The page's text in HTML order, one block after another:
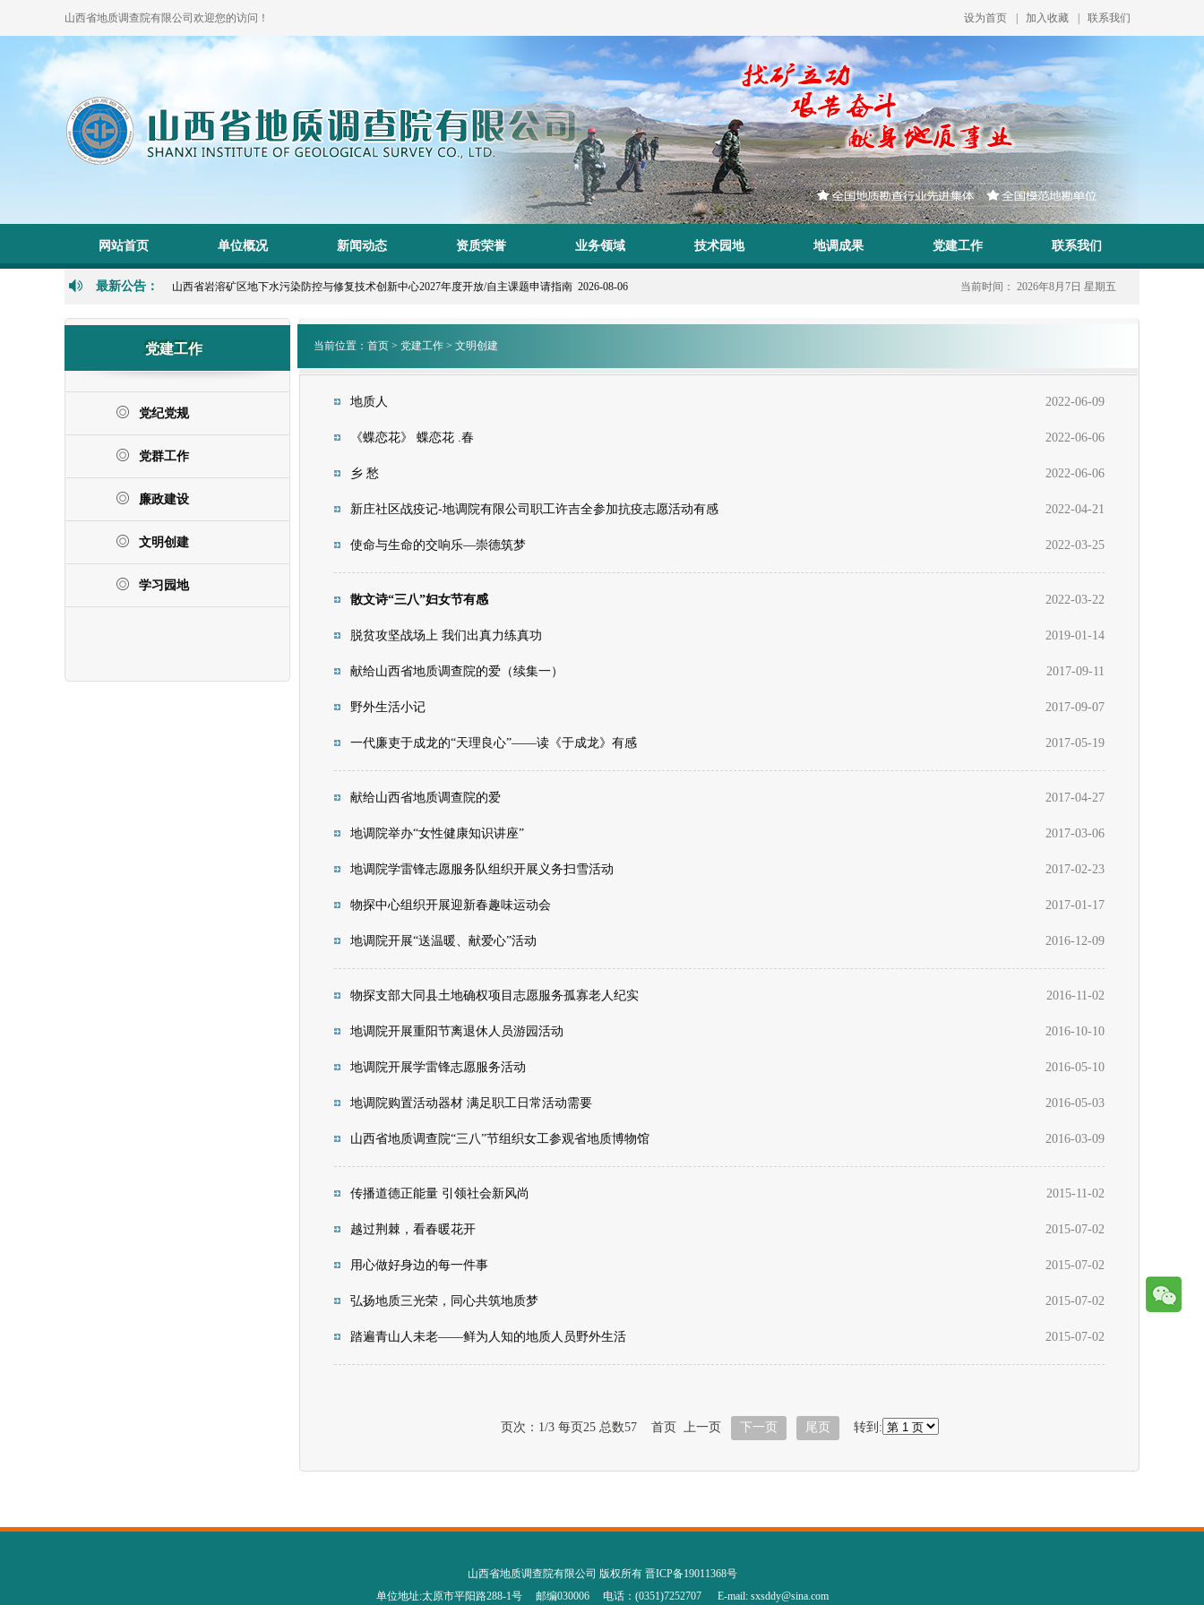
山西省地质调查院有限公司欢迎您的访问！ 设为首页 加入收藏 联系我们
2
Next
网站首页 单位概况 新闻动态 资质荣誉 业务领域 技术园地 地调成果 党建工作 联系我们
最新公告： 山西省岩溶矿区地下水污染防控与修复技术创新中心2027年度开放/自主课题申请指南 2026-08-06 当前时间： 2026年8月7日 星期五
党建工作
党纪党规
党群工作
廉政建设
文明创建
学习园地
当前位置： 首页 > 党建工作 > 文明创建
地质人 2022-06-09
《蝶恋花》 蝶恋花 .春 2022-06-06
乡 愁 2022-06-06
新庄社区战疫记-地调院有限公司职工许吉全参加抗疫志愿活动有感 2022-04-21
使命与生命的交响乐—崇德筑梦 2022-03-25
散文诗“三八”妇女节有感 2022-03-22
脱贫攻坚战场上 我们出真力练真功 2019-01-14
献给山西省地质调查院的爱（续集一） 2017-09-11
野外生活小记 2017-09-07
一代廉吏于成龙的“天理良心”——读《于成龙》有感 2017-05-19
献给山西省地质调查院的爱 2017-04-27
地调院举办“女性健康知识讲座” 2017-03-06
地调院学雷锋志愿服务队组织开展义务扫雪活动 2017-02-23
物探中心组织开展迎新春趣味运动会 2017-01-17
地调院开展“送温暖、献爱心”活动 2016-12-09
物探支部大同县土地确权项目志愿服务孤寡老人纪实 2016-11-02
地调院开展重阳节离退休人员游园活动 2016-10-10
地调院开展学雷锋志愿服务活动 2016-05-10
地调院购置活动器材 满足职工日常活动需要 2016-05-03
山西省地质调查院“三八”节组织女工参观省地质博物馆 2016-03-09
传播道德正能量 引领社会新风尚 2015-11-02
越过荆棘，看春暖花开 2015-07-02
用心做好身边的每一件事 2015-07-02
弘扬地质三光荣，同心共筑地质梦 2015-07-02
踏遍青山人未老——鲜为人知的地质人员野外生活 2015-07-02
页次：1/3 每页25 总数57 首页 上一页 下一页 尾页 转到:
山西省地质调查院有限公司 版权所有 晋ICP备19011368号
单位地址:太原市平阳路288-1号 邮编030006 电话：(0351)7252707 E-mail: sxsddy@sina.com